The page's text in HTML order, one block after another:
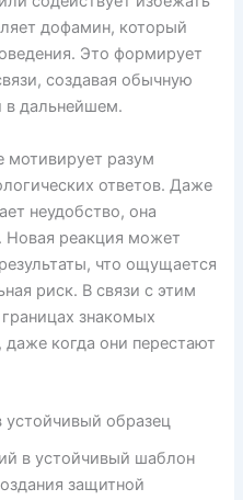
дофамин, который
Это формирует
создавая обычную
в дальнейшем.
мотивирует разум
ответов. Даже
неудобство, она
Новая реакция может
что ощущается
риск. В связи с этим
знакомых
даже когда они перестают
образец
в устойчивый шаблон
защитной